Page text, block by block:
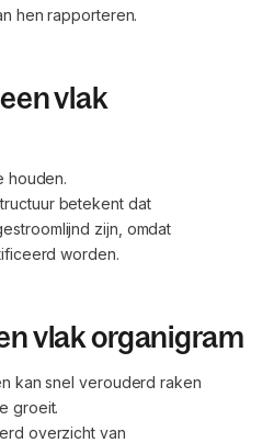
hen rapporteren.
vlak
houden.
betekent dat
zijn, omdat
worden.
vlak organigram
kan snel verouderd raken
groeit.
overzicht van